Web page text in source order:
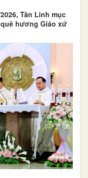
Tân Linh mục
hương Giáo xứ